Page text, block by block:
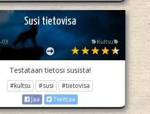
Susi tietovisa
03 🐕Kultsu🐕
Testataan tietosi susista!
#kultsu #susi
#tietovisa
Jaa
Twiittaa